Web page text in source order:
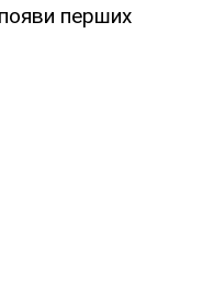
перших